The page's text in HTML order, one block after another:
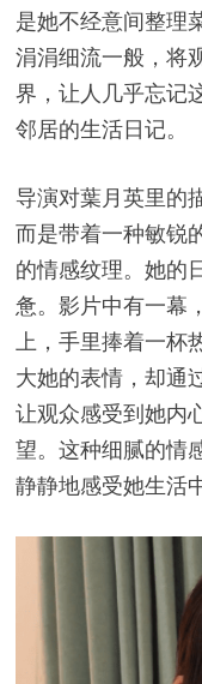
是她不经意间整理
涓涓细流一般，将
界，让人几乎忘记
邻居的生活日记。
导演对葉月英里的
而是带着一种敏锐
的情感纹理。她的
惫。影片中有一幕
上，手里捧着一杯
大她的表情，却通
让观众感受到她内
望。这种细腻的情
静静地感受她生活